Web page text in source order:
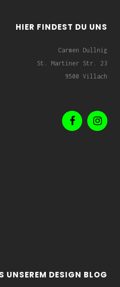
HIER FINDEST DU UNS
Carmen Dullnig
St. Martiner Str. 23
9500 Villach
UNSEREM DESIGN BLOG